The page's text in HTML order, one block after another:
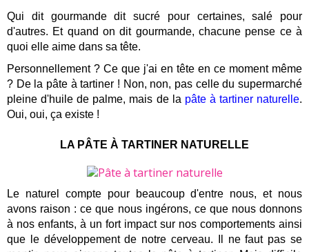
Qui dit gourmande dit sucré pour certaines, salé pour
d'autres. Et quand on dit gourmande, chacune pense ce à
quoi elle aime dans sa tête.
Personnellement ? Ce que j'ai en tête en ce moment même
? De la pâte à tartiner ! Non, non, pas celle du supermarché
pleine d'huile de palme, mais de la pâte à tartiner naturelle.
Oui, oui, ça existe !
LA PÂTE À TARTINER NATURELLE
Le naturel compte pour beaucoup d'entre nous, et nous
avons raison : ce que nous ingérons, ce que nous donnons
à nos enfants, à un fort impact sur nos comportements ainsi
que le développement de notre cerveau. Il ne faut pas se